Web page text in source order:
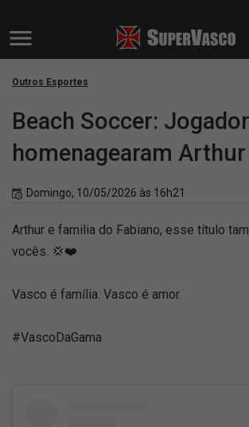
Outros Esportes
Beach Soccer:
homenagearam Arthur
Domingo, 10/05/2026 às 16h21
Arthur e familia do Fabiano, esse título
vocês. 💢❤️
Vasco é família. Vasco é amor.
#VascoDaGama